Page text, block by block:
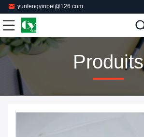
yunfengyinpei@126.com
Produits